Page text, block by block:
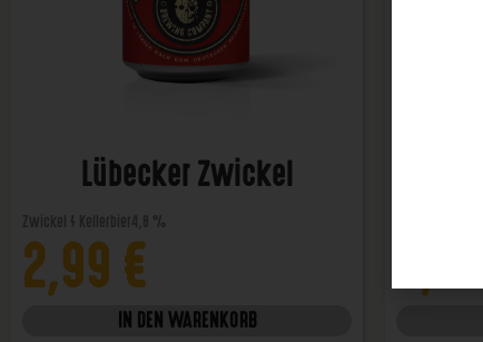
Lübecker Zwickel
2,99 €
IN DEN WARENKORB